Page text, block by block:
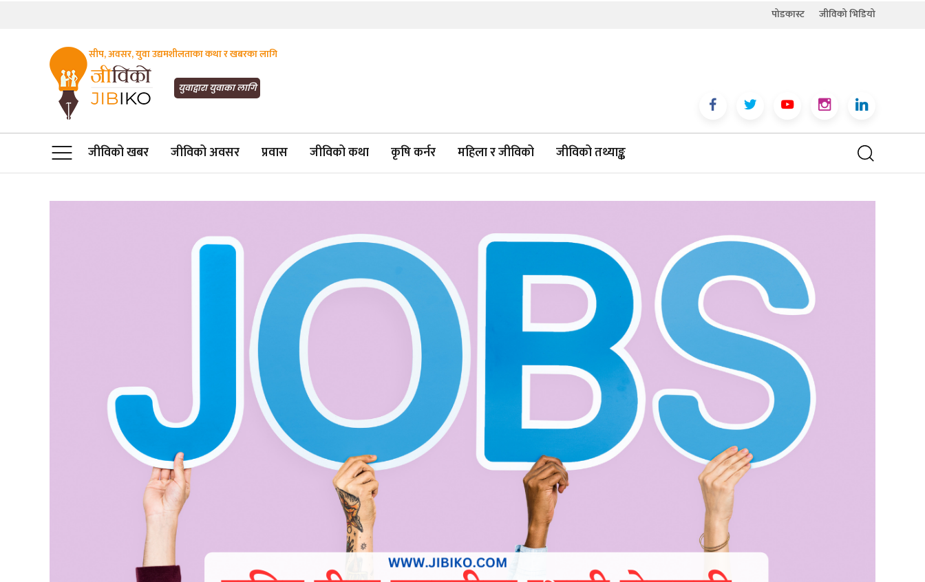
पोडकास्ट जीविको भिडियो
युवाद्वारा युवाका लागि
JIBIKO.COM
तपाईंको जीविकाको साथी
सीप, अवसर, युवा उद्यमशीलताका कथा र खबरका लागि
जीविको खबर जीविको अवसर प्रवास जीविको कथा कृषि कर्नर महिला र जीविको जीविको तथ्याङ्क